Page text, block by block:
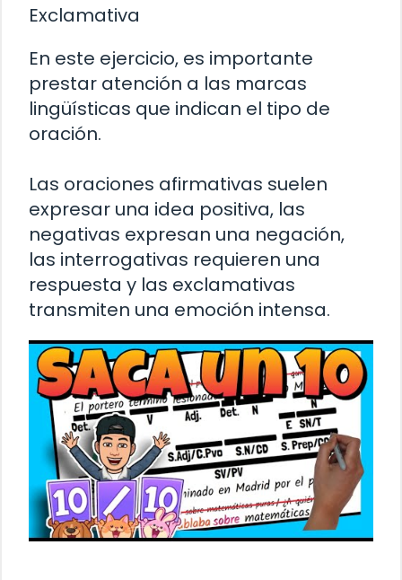
Exclamativa
En este ejercicio, es importante
prestar atención a las marcas
lingüísticas que indican el tipo de
oración.
Las oraciones afirmativas suelen
expresar una idea positiva, las
negativas expresan una negación,
las interrogativas requieren una
respuesta y las exclamativas
transmiten una emoción intensa.